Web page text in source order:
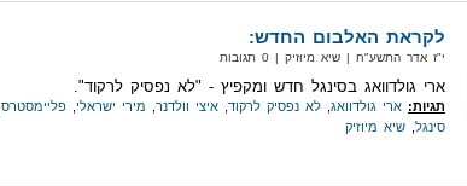
לקראת האלבום החדש:
י"ז אדר התשע"ח‏ | שיא מיוזיק‏ | 0 תגובות
ארי גולדוואג בסינגל חדש ומקפיץ - "לא נפסיק לרקוד".
תגיות: ארי גולדוואג לא נפסיק לרקוד איצי וולדנר מירי ישראלי פליימסטרס
סינגל
שיא מיוזיק